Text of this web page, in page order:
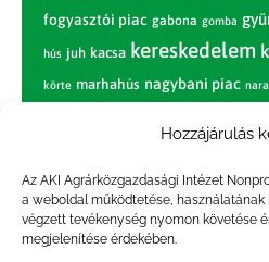
Hozzájárulás
Az AKI Agrárközgazdasági Intézet
a weboldal működtetése,
végzett tevékenység nyomon követése
megjelenítése érdekében.
fogyasztói piac gabona gomba
hús juh kacsa kereskedelem
körte marhahús nagybani piac
piaci
pulyka pulykahús sertés sertéshús
szarvasmarha termelés
ár
világpiac